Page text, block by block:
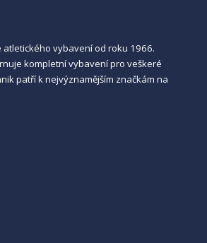
atletického vybavení od roku 1966.
kompletní vybavení pro veškeré
patří k nejvýznamějším značkám na